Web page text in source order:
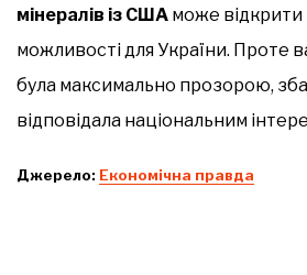
мінералів із США може відкрити
можливості для України. Проте
була максимально прозорою,
відповідала національним
Джерело: Економічна правда